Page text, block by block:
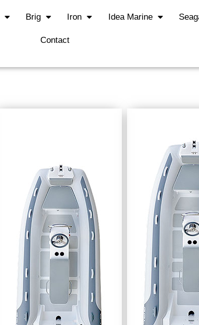
Brig Iron Idea Marine
Contact